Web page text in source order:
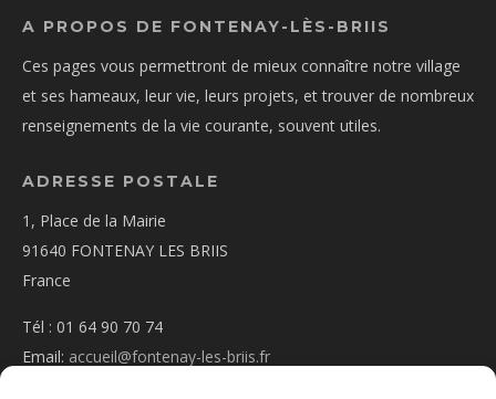
A PROPOS DE FONTENAY-LÈS-BRIIS
Ces pages vous permettront de mieux connaître notre village
et ses hameaux, leur vie, leurs projets, et trouver de nombreux
renseignements de la vie courante, souvent utiles.
ADRESSE POSTALE
1, Place de la Mairie
91640 FONTENAY LES BRIIS
France
Tél : 01 64 90 70 74
Email: accueil@fontenay-les-briis.fr